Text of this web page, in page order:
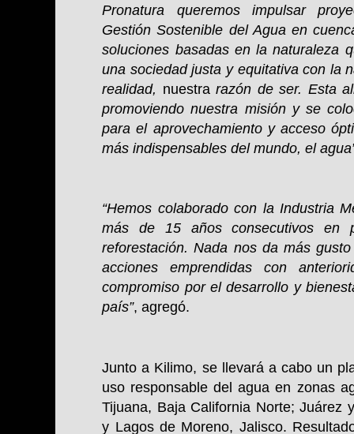
Pronatura queremos impulsar
Gestión Sostenible del Agua en
soluciones basadas en la naturaleza
una sociedad justa y equitativa con la
realidad, nuestra razón de ser. Esta
promoviendo nuestra misión y se
para el aprovechamiento y acceso
más indispensables del mundo, el
“Hemos colaborado con la Industria
más de 15 años consecutivos en
reforestación. Nada nos da más
acciones emprendidas con
compromiso por el desarrollo y
país”, agregó.
Junto a Kilimo, se llevará a cabo un
uso responsable del agua en zonas
Tijuana, Baja California Norte; Juárez
y Lagos de Moreno, Jalisco.